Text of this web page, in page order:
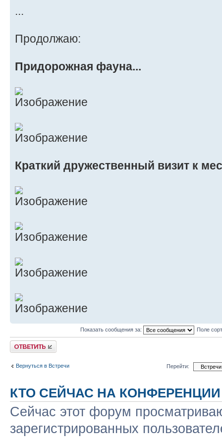
...
Продолжаю:
Придорожная фауна...
Краткий дружественный визит к
Показать сообщения за: Поле
Ответить
Вернуться в Встречи Перейти:
КТО СЕЙЧАС НА КОНФЕРЕНЦИИ
Сейчас этот форум
зарегистрированных